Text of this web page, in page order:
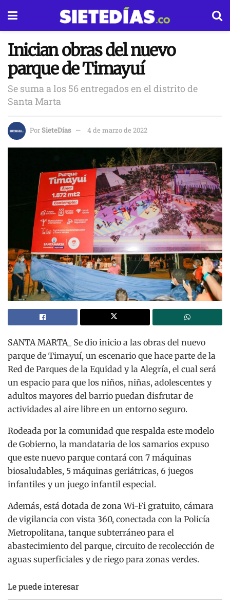
Inician obras del nuevo
parque de Timayuí
Se suma a los 56 entregados en el distrito de
Santa Marta
PorSieteDías 4 de marzo de 2022
SANTA MARTA_ Se dio inicio a las obras del nuevo
parque de Timayuí, un escenario que hace parte de la
Red de Parques de la Equidad y la Alegría, el cual será
un espacio para que los niños, niñas, adolescentes y
adultos mayores del barrio puedan disfrutar de
actividades al aire libre en un entorno seguro.
Rodeada por la comunidad que respalda este modelo
de Gobierno, la mandataria de los samarios expuso
que este nuevo parque contará con 7 máquinas
biosaludables, 5 máquinas geriátricas, 6 juegos
infantiles y un juego infantil especial.
Además, está dotada de zona Wi-Fi gratuito, cámara
de vigilancia con vista 360, conectada con la Policía
Metropolitana, tanque subterráneo para el
abastecimiento del parque, circuito de recolección de
aguas superficiales y de riego para zonas verdes.
Le puede interesar